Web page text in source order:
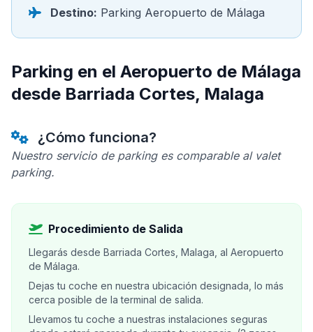
Destino: Parking Aeropuerto de Málaga
Parking en el Aeropuerto de Málaga
desde Barriada Cortes, Malaga
¿Cómo funciona?
Nuestro servicio de parking es comparable al valet
parking.
Procedimiento de Salida
Llegarás desde Barriada Cortes, Malaga, al Aeropuerto
de Málaga.
Dejas tu coche en nuestra ubicación designada, lo más
cerca posible de la terminal de salida.
Llevamos tu coche a nuestras instalaciones seguras